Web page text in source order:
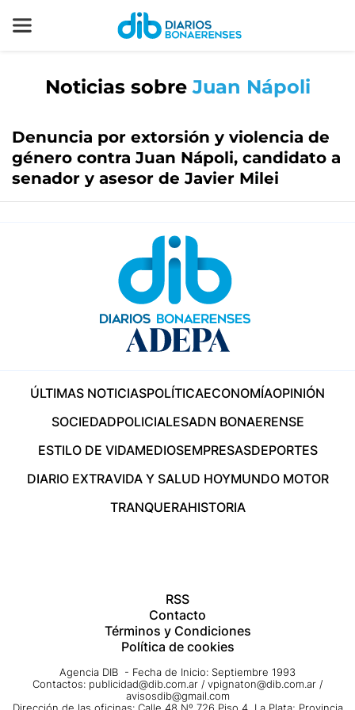
Noticias sobreJuan Nápoli
Denuncia por extorsión y violencia de
género contra Juan Nápoli, candidato a
senador y asesor de Javier Milei
ÚLTIMAS NOTICIASPOLÍTICAECONOMÍAOPINIÓN
SOCIEDADPOLICIALESADN BONAERENSE
ESTILO DE VIDAMEDIOSEMPRESASDEPORTES
DIARIO EXTRAVIDA Y SALUD HOYMUNDO MOTOR
TRANQUERAHISTORIA
RSS
Contacto
Términos y Condiciones
Política de cookies
Agencia DIB - Fecha de Inicio: Septiembre 1993
Contactos: publicidad@dib.com.ar / vpignaton@dib.com.ar /
avisosdib@gmail.com